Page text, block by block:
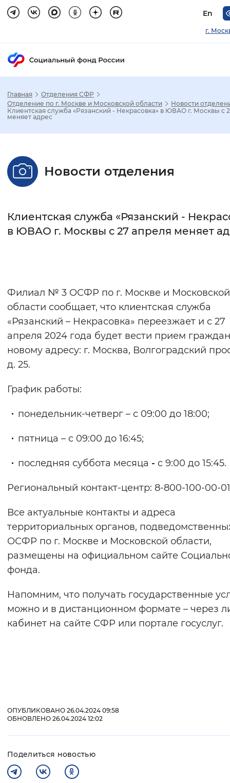
En
г.
Стандартный Увеличенный
Без засечек С засечками
Цвет сайта
Монохромный Инверсивный
Синий фон
Включены
Звуковой ассистент
Главная
Отделения СФР
Отделение по г. Москве и Московской области
Новости
Клиентская служба «Рязанский - Некрасовка» в ЮВАО г. Москвы с
меняет адрес
Новости отделения
Клиентская служба «Рязанский -
в ЮВАО г. Москвы с 27 апреля меняет
Филиал № 3 ОСФР по г. Москве и Московской
области сообщает, что клиентская служба
«Рязанский – Некрасовка» переезжает и с 27
апреля 2024 года будет вести прием
новому адресу: г. Москва, Волгоградский
д. 25.
График работы:
понедельник-четверг – с 09:00 до 18:00;
пятница – с 09:00 до 16:45;
последняя суббота месяца - с 9:00 до 15:45.
Региональный контакт-центр: 8-800-100-00-
Все актуальные контакты и адреса
территориальных органов,
ОСФР по г. Москве и Московской области,
размещены на официальном сайте
фонда.
Напомним, что получать государственные
можно и в дистанционном формате – через
кабинет на сайте СФР или портале госуслуг.
ОПУБЛИКОВАНО 26.04.2024 09:58
ОБНОВЛЕНО 26.04.2024 12:02
Поделиться новостью